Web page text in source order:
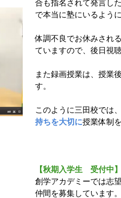
で本当に塾にいるよう
体調不良でお休みされ
ていますので、後日視
また録画授業は、授業
す。
このように三田校では、
持ちを大切に授業体制
【秋期入学生 受付中】
創学アカデミーでは志
仲間を募集しています。